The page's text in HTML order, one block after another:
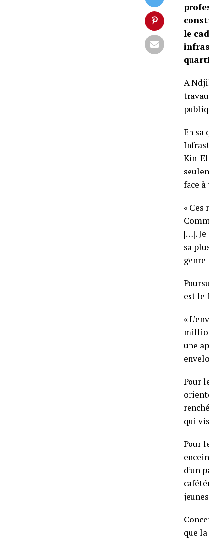
le
A
En sa
Kin-
face à
« Ces
[…].
sa
genre
est le
«
une
Pour
qui
Pour
d’un
que